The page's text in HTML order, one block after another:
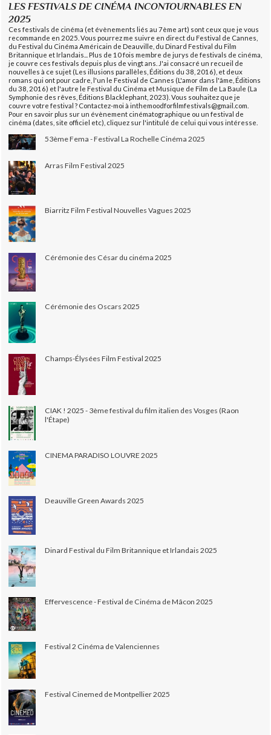
LES FESTIVALS DE CINÉMA INCONTOURNABLES EN
2025
Ces festivals de cinéma (et évènements liés au 7ème art) sont ceux que je vous
recommande en 2025. Vous pourrez me suivre en direct du Festival de Cannes,
du Festival du Cinéma Américain de Deauville, du Dinard Festival du Film
Britannique et Irlandais... Plus de 10 fois membre de jurys de festivals de cinéma,
je couvre ces festivals depuis plus de vingt ans. J'ai consacré un recueil de
nouvelles à ce sujet (Les illusions parallèles, Éditions du 38, 2016), et deux
romans qui ont pour cadre, l'un le Festival de Cannes (L'amor dans l'âme, Éditions
du 38, 2016) et l'autre le Festival du Cinéma et Musique de Film de La Baule (La
Symphonie des rêves, Éditions Blacklephant, 2023). Vous souhaitez que je
couvre votre festival ? Contactez-moi à inthemoodforfilmfestivals@gmail.com.
Pour en savoir plus sur un évènement cinématographique ou un festival de
cinéma (dates, site officiel etc), cliquez sur l'intitulé de celui qui vous intéresse.
53ème Fema - Festival La Rochelle Cinéma 2025
Arras Film Festival 2025
Biarritz Film Festival Nouvelles Vagues 2025
Cérémonie des César du cinéma 2025
Cérémonie des Oscars 2025
Champs-Élysées Film Festival 2025
CIAK ! 2025 - 3ème festival du film italien des Vosges (Raon
l'Étape)
CINEMA PARADISO LOUVRE 2025
Deauville Green Awards 2025
Dinard Festival du Film Britannique et Irlandais 2025
Effervescence - Festival de Cinéma de Mâcon 2025
Festival 2 Cinéma de Valenciennes
Festival Cinemed de Montpellier 2025